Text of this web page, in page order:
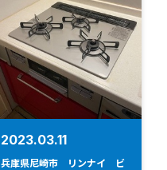
2023.03.11
兵庫県尼崎市 リンナイ ビ